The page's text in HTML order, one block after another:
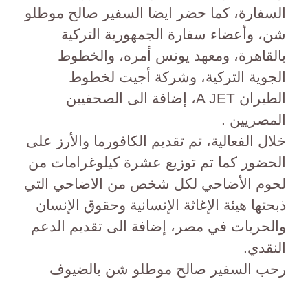
السفارة، كما حضر ايضا السفير صالح موطلو
شن، وأعضاء سفارة الجمهورية التركية
بالقاهرة، ومعهد يونس أمره، والخطوط
الجوية التركية، وشركة أجيت لخطوط
الطيران A JET، إضافة الى الصحفيين
المصريين .
خلال الفعالية، تم تقديم الكافورما والأرز على
الحضور كما تم توزيع عشرة كيلوغرامات من
لحوم الأضاحي لكل شخص من الاضاحي التي
ذبحتها هيئة الإغاثة الإنسانية وحقوق الإنسان
والحريات في مصر، إضافة الى تقديم الدعم
النقدي.
رحب السفير صالح موطلو شن بالضيوف